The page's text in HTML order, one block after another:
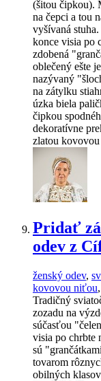
(šitou čipkou).
na čepci a tou
vyšívaná
konce visia po
zdobená
oblečený ešte
nazývaný
na zátylku
úzka biela
čipkou
dekoratívne
zlatou
Pridať
odev z
ženský odev,
kovovou niťou,
Tradičný
zozadu na
súčasťou
visia po chrbte
sú
tovarom
obilných